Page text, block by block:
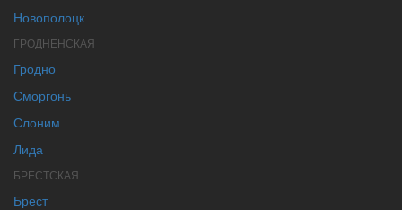
Новополоцк
ГРОДНЕНСКАЯ
Гродно
Сморгонь
Слоним
Лида
БРЕСТСКАЯ
Брест